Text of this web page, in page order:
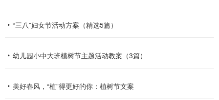
“三八”妇女节活动方案（精选5篇）
幼儿园小中大班植树节主题活动教案（3篇）
美好春风，“植”得更好的你：植树节文案